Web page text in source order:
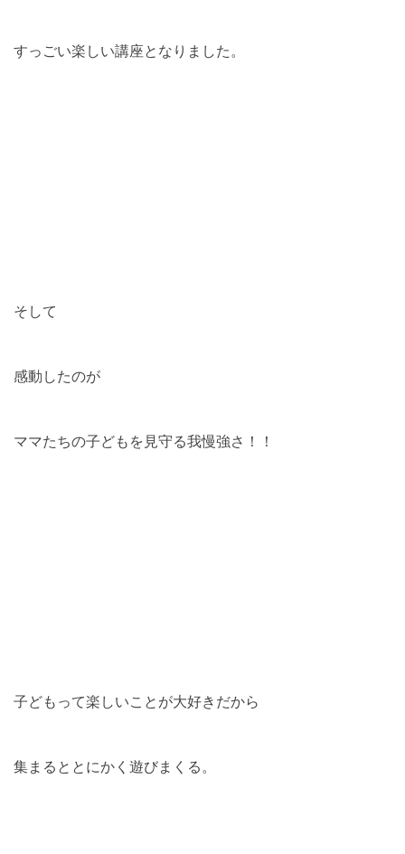
すっごい楽しい講座となりました。
そして
感動したのが
ママたちの子どもを見守る我慢強さ！！
子どもって楽しいことが大好きだから
集まるととにかく遊びまくる。